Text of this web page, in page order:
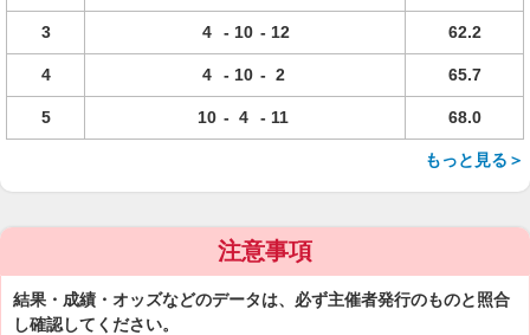
3 4 - 10 - 12 62.2
4 4 - 10 - 2 65.7
5 10 - 4 - 11 68.0
もっと見る＞
注意事項
結果・成績・オッズなどのデータは、必ず主催者発行のものと照合
し確認してください。